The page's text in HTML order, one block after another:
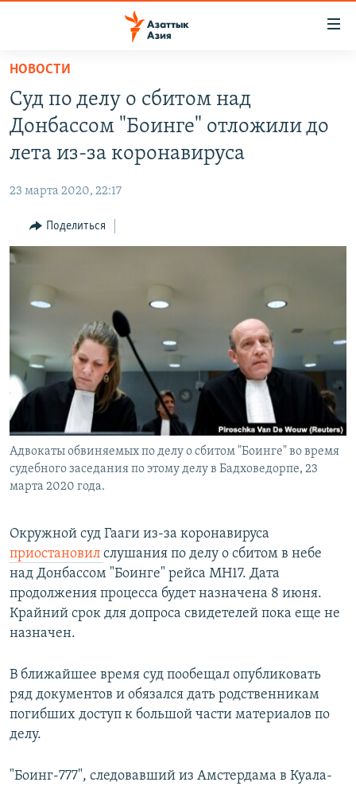
Вернуться
основному
содержанию
главной
навигации
Вернутся
поиску
КАЗАХСТАН
ТАДЖИКИСТАН
НОВОСТИ
ҚАЗАҚША
КЫРГЫЗЧА
ТОҶИКӢ
Все сайты РСЕ/РС
НОВОСТИ
Суд по делу о сбитом над
Донбассом "Боинге" отложили до
лета из-за коронавируса
23 марта 2020, 22:17
Поделиться
Адвокаты обвиняемых по делу о сбитом "Боинге" во время
судебного заседания по этому делу в Бадховедорпе, 23
марта 2020 года.
Окружной суд Гааги из-за коронавируса
приостановил слушания по делу о сбитом в небе
над Донбассом "Боинге" рейса MH17. Дата
продолжения процесса будет назначена 8 июня.
Крайний срок для допроса свидетелей пока еще не
назначен.
В ближайшее время суд пообещал опубликовать
ряд документов и обязался дать родственникам
погибших доступ к большой части материалов по
делу.
"Боинг-777", следовавший из Амстердама в Куала-